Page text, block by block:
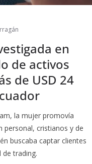
en
de activos
de USD 24
la mujer promovía
personal, cristianos y de
buscaba captar clientes
de trading.